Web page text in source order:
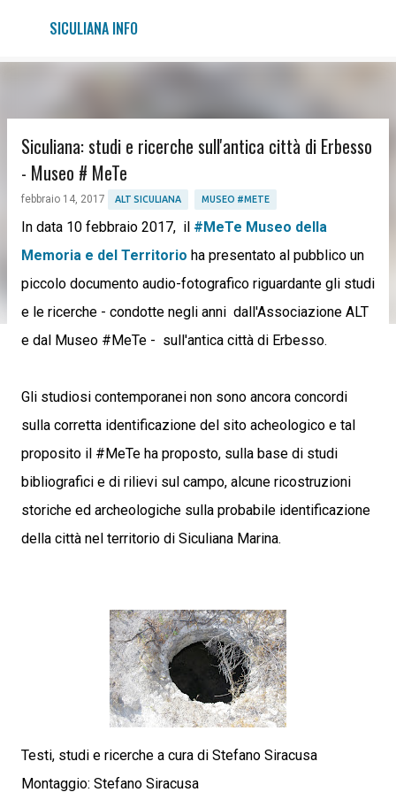
Passa ai contenuti principali
SICULIANA INFO
Siculiana: studi e ricerche sull'antica città di Erbesso
- Museo # MeTe
febbraio 14, 2017 ALT SICULIANA MUSEO #METE
In data 10 febbraio 2017, il #MeTe Museo della
Memoria e del Territorio ha presentato al pubblico un
piccolo documento audio-fotografico riguardante gli studi
e le ricerche - condotte negli anni dall'Associazione ALT
e dal Museo #MeTe - sull'antica città di Erbesso.
Gli studiosi contemporanei non sono ancora concordi
sulla corretta identificazione del sito acheologico e tal
proposito il #MeTe ha proposto, sulla base di studi
bibliografici e di rilievi sul campo, alcune ricostruzioni
storiche ed archeologiche sulla probabile identificazione
della città nel territorio di Siculiana Marina.
Testi, studi e ricerche a cura di Stefano Siracusa
Montaggio: Stefano Siracusa